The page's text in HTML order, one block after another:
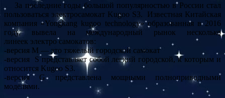
За последние годы большой популярностью в России стал
пользоваться электросамокат Kugoo S3. Известная Китайская
компания «Yongkang kugoo technology» образованная в 2016
году, вывела на международный рынок несколько
линеек электро самокатов:
-версия М — это тяжелыйгородской самокат
-версия S представляет собой легкий городской, к которым и
относится Kugoo S3.
-версия G представлена мощными полноприводными
моделями.